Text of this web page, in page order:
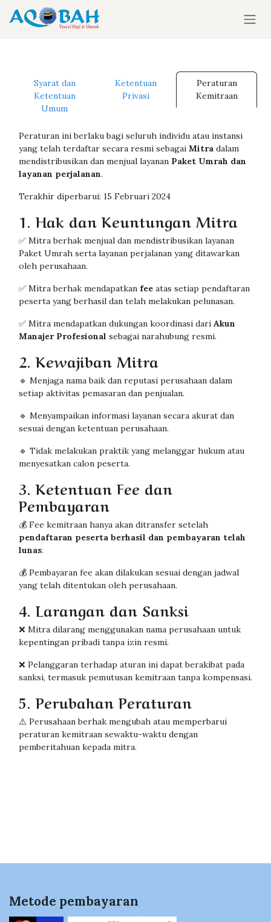
Skip ke Konten
Syarat dan
Ketentuan
Umum
Ketentuan
Privasi
Peraturan
Kemitraan
Peraturan ini berlaku bagi seluruh individu atau instansi
yang telah terdaftar secara resmi sebagai Mitra dalam
mendistribusikan dan menjual layanan Paket Umrah dan
layanan perjalanan.
Terakhir diperbarui: 15 Februari 2024
1. Hak dan Keuntungan Mitra
✅ Mitra berhak menjual dan mendistribusikan layanan
Paket Umrah serta layanan perjalanan yang ditawarkan
oleh perusahaan.
✅ Mitra berhak mendapatkan fee atas setiap pendaftaran
peserta yang berhasil dan telah melakukan pelunasan.
✅ Mitra mendapatkan dukungan koordinasi dari Akun
Manajer Profesional sebagai narahubung resmi.
2. Kewajiban Mitra
🔹 Menjaga nama baik dan reputasi perusahaan dalam
setiap aktivitas pemasaran dan penjualan.
🔹 Menyampaikan informasi layanan secara akurat dan
sesuai dengan ketentuan perusahaan.
🔹 Tidak melakukan praktik yang melanggar hukum atau
menyesatkan calon peserta.
3. Ketentuan Fee dan
Pembayaran
💰 Fee kemitraan hanya akan ditransfer setelah
pendaftaran peserta berhasil dan pembayaran telah
lunas.
💰 Pembayaran fee akan dilakukan sesuai dengan jadwal
yang telah ditentukan oleh perusahaan.
4. Larangan dan Sanksi
❌ Mitra dilarang menggunakan nama perusahaan untuk
kepentingan pribadi tanpa izin resmi.
❌ Pelanggaran terhadap aturan ini dapat berakibat pada
sanksi, termasuk pemutusan kemitraan tanpa kompensasi.
5. Perubahan Peraturan
⚠️ Perusahaan berhak mengubah atau memperbarui
peraturan kemitraan sewaktu-waktu dengan
pemberitahuan kepada mitra.
Metode pembayaran